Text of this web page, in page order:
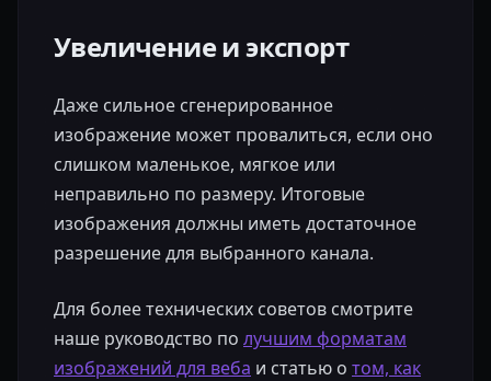
Увеличение и экспорт
Даже сильное сгенерированное
изображение может провалиться, если оно
слишком маленькое, мягкое или
неправильно по размеру. Итоговые
изображения должны иметь достаточное
разрешение для выбранного канала.
Для более технических советов смотрите
наше руководство по лучшим форматам
изображений для веба и статью о том, как